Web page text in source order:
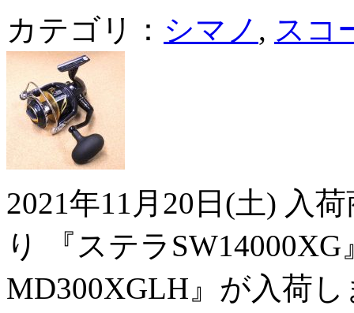
カテゴリ： シマノ , スコ
2021年11月20日(土) 入
り 『ステラ
MD300XGLH』が入荷